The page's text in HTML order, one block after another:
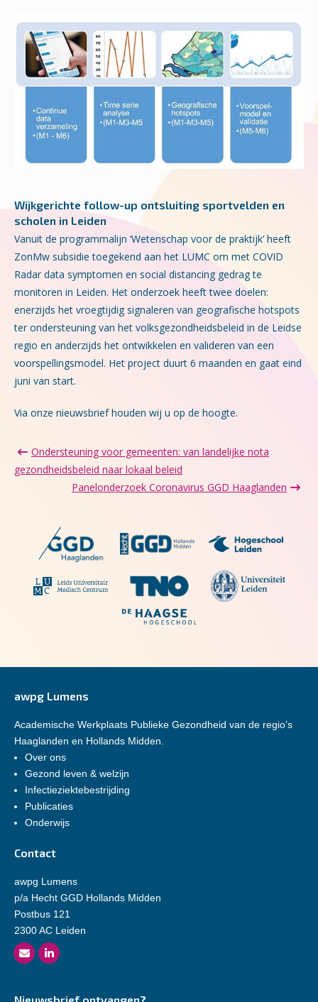
Wijkgerichte follow-up ontsluiting sportvelden en
scholen in Leiden
Vanuit de programmalijn ‘Wetenschap voor de praktijk’ heeft
ZonMw subsidie toegekend aan het LUMC om met COVID
Radar data symptomen en social distancing gedrag te
monitoren in Leiden. Het onderzoek heeft twee doelen:
enerzijds het vroegtijdig signaleren van geografische hotspots
ter ondersteuning van het volksgezondheidsbeleid in de Leidse
regio en anderzijds het ontwikkelen en valideren van een
voorspellingsmodel. Het project duurt 6 maanden en gaat eind
juni van start.
Via onze nieuwsbrief houden wij u op de hoogte.
Ondersteuning voor gemeenten: van landelijke nota
gezondheidsbeleid naar lokaal beleid
Panelonderzoek Coronavirus GGD Haaglanden
awpg Lumens
Academische Werkplaats Publieke Gezondheid van de regio’s
Haaglanden en Hollands Midden.
Over ons
Gezond leven & welzijn
Infectieziektebestrijding
Publicaties
Onderwijs
Contact
awpg Lumens
p/a Hecht GGD Hollands Midden
Postbus 121
2300 AC Leiden